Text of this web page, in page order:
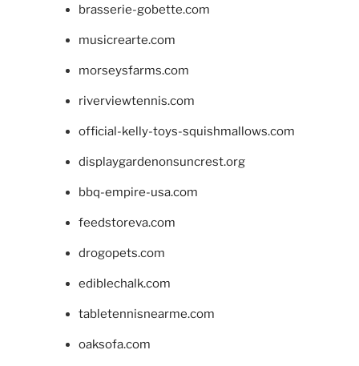
brasserie-gobette.com
musicrearte.com
morseysfarms.com
riverviewtennis.com
official-kelly-toys-squishmallows.com
displaygardenonsuncrest.org
bbq-empire-usa.com
feedstoreva.com
drogopets.com
ediblechalk.com
tabletennisnearme.com
oaksofa.com